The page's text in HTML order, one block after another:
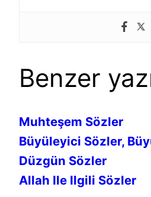
Benzer
Muhteşem Sözler
Büyüleyici Sözler,
Düzgün Sözler
Allah Ile Ilgili Sözler